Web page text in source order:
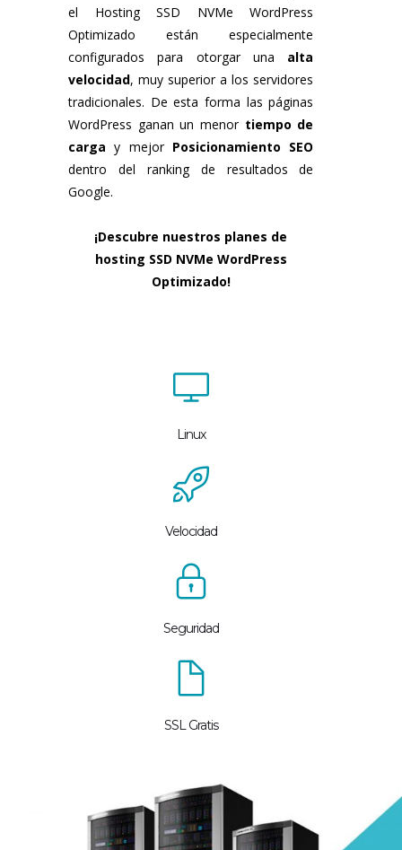
el Hosting SSD NVMe WordPress
Optimizado están especialmente
configurados para otorgar una alta
velocidad, muy superior a los servidores
tradicionales. De esta forma las páginas
WordPress ganan un menor tiempo de
carga y mejor Posicionamiento SEO
dentro del ranking de resultados de
Google.
¡Descubre nuestros planes de
hosting SSD NVMe WordPress
Optimizado!
Linux
Velocidad
Seguridad
SSL Gratis